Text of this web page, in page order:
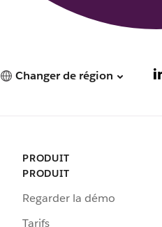
Changer de région
PRODUIT
PRODUIT
Regarder la démo
Tarifs